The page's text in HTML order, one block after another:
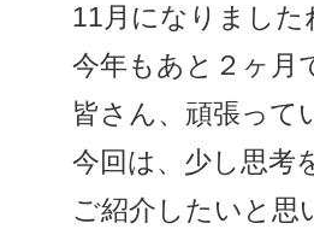
11月になりました
今年もあと２ヶ月
皆さん、頑張って
今回は、少し思考
ご紹介したいと思